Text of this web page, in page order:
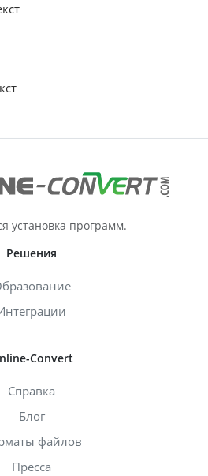
установка программ.
Решения
Convert
Справка
Блог
файлов
Пресса